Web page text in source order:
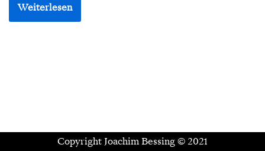
Weiterlesen
Copyright Joachim Bessing © 2021